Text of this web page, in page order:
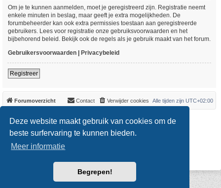
Deze website maakt gebruik van cookies om de
beste surfervaring te kunnen bieden.
Meer informatie
Begrepen!
Om je te kunnen aanmelden, moet je geregistreerd zijn. Registratie neemt
enkele minuten in beslag, maar geeft je extra mogelijkheden. De
forumbeheerder kan ook extra permissies toestaan aan geregistreerde
gebruikers. Lees voor registratie onze gebruiksvoorwaarden en het
bijbehorend beleid. Bekijk ook de regels als je gebruik maakt van het forum.
Gebruikersvoorwaarden | Privacybeleid
Registreer
Forumoverzicht Alle tijden zijn UTC+02:00
Verwijder cookies
Contact
*Original Author:Brad Veryard
*Updated to 3.3.x by MannixMD
* Style version: 3.4.0
Powered by